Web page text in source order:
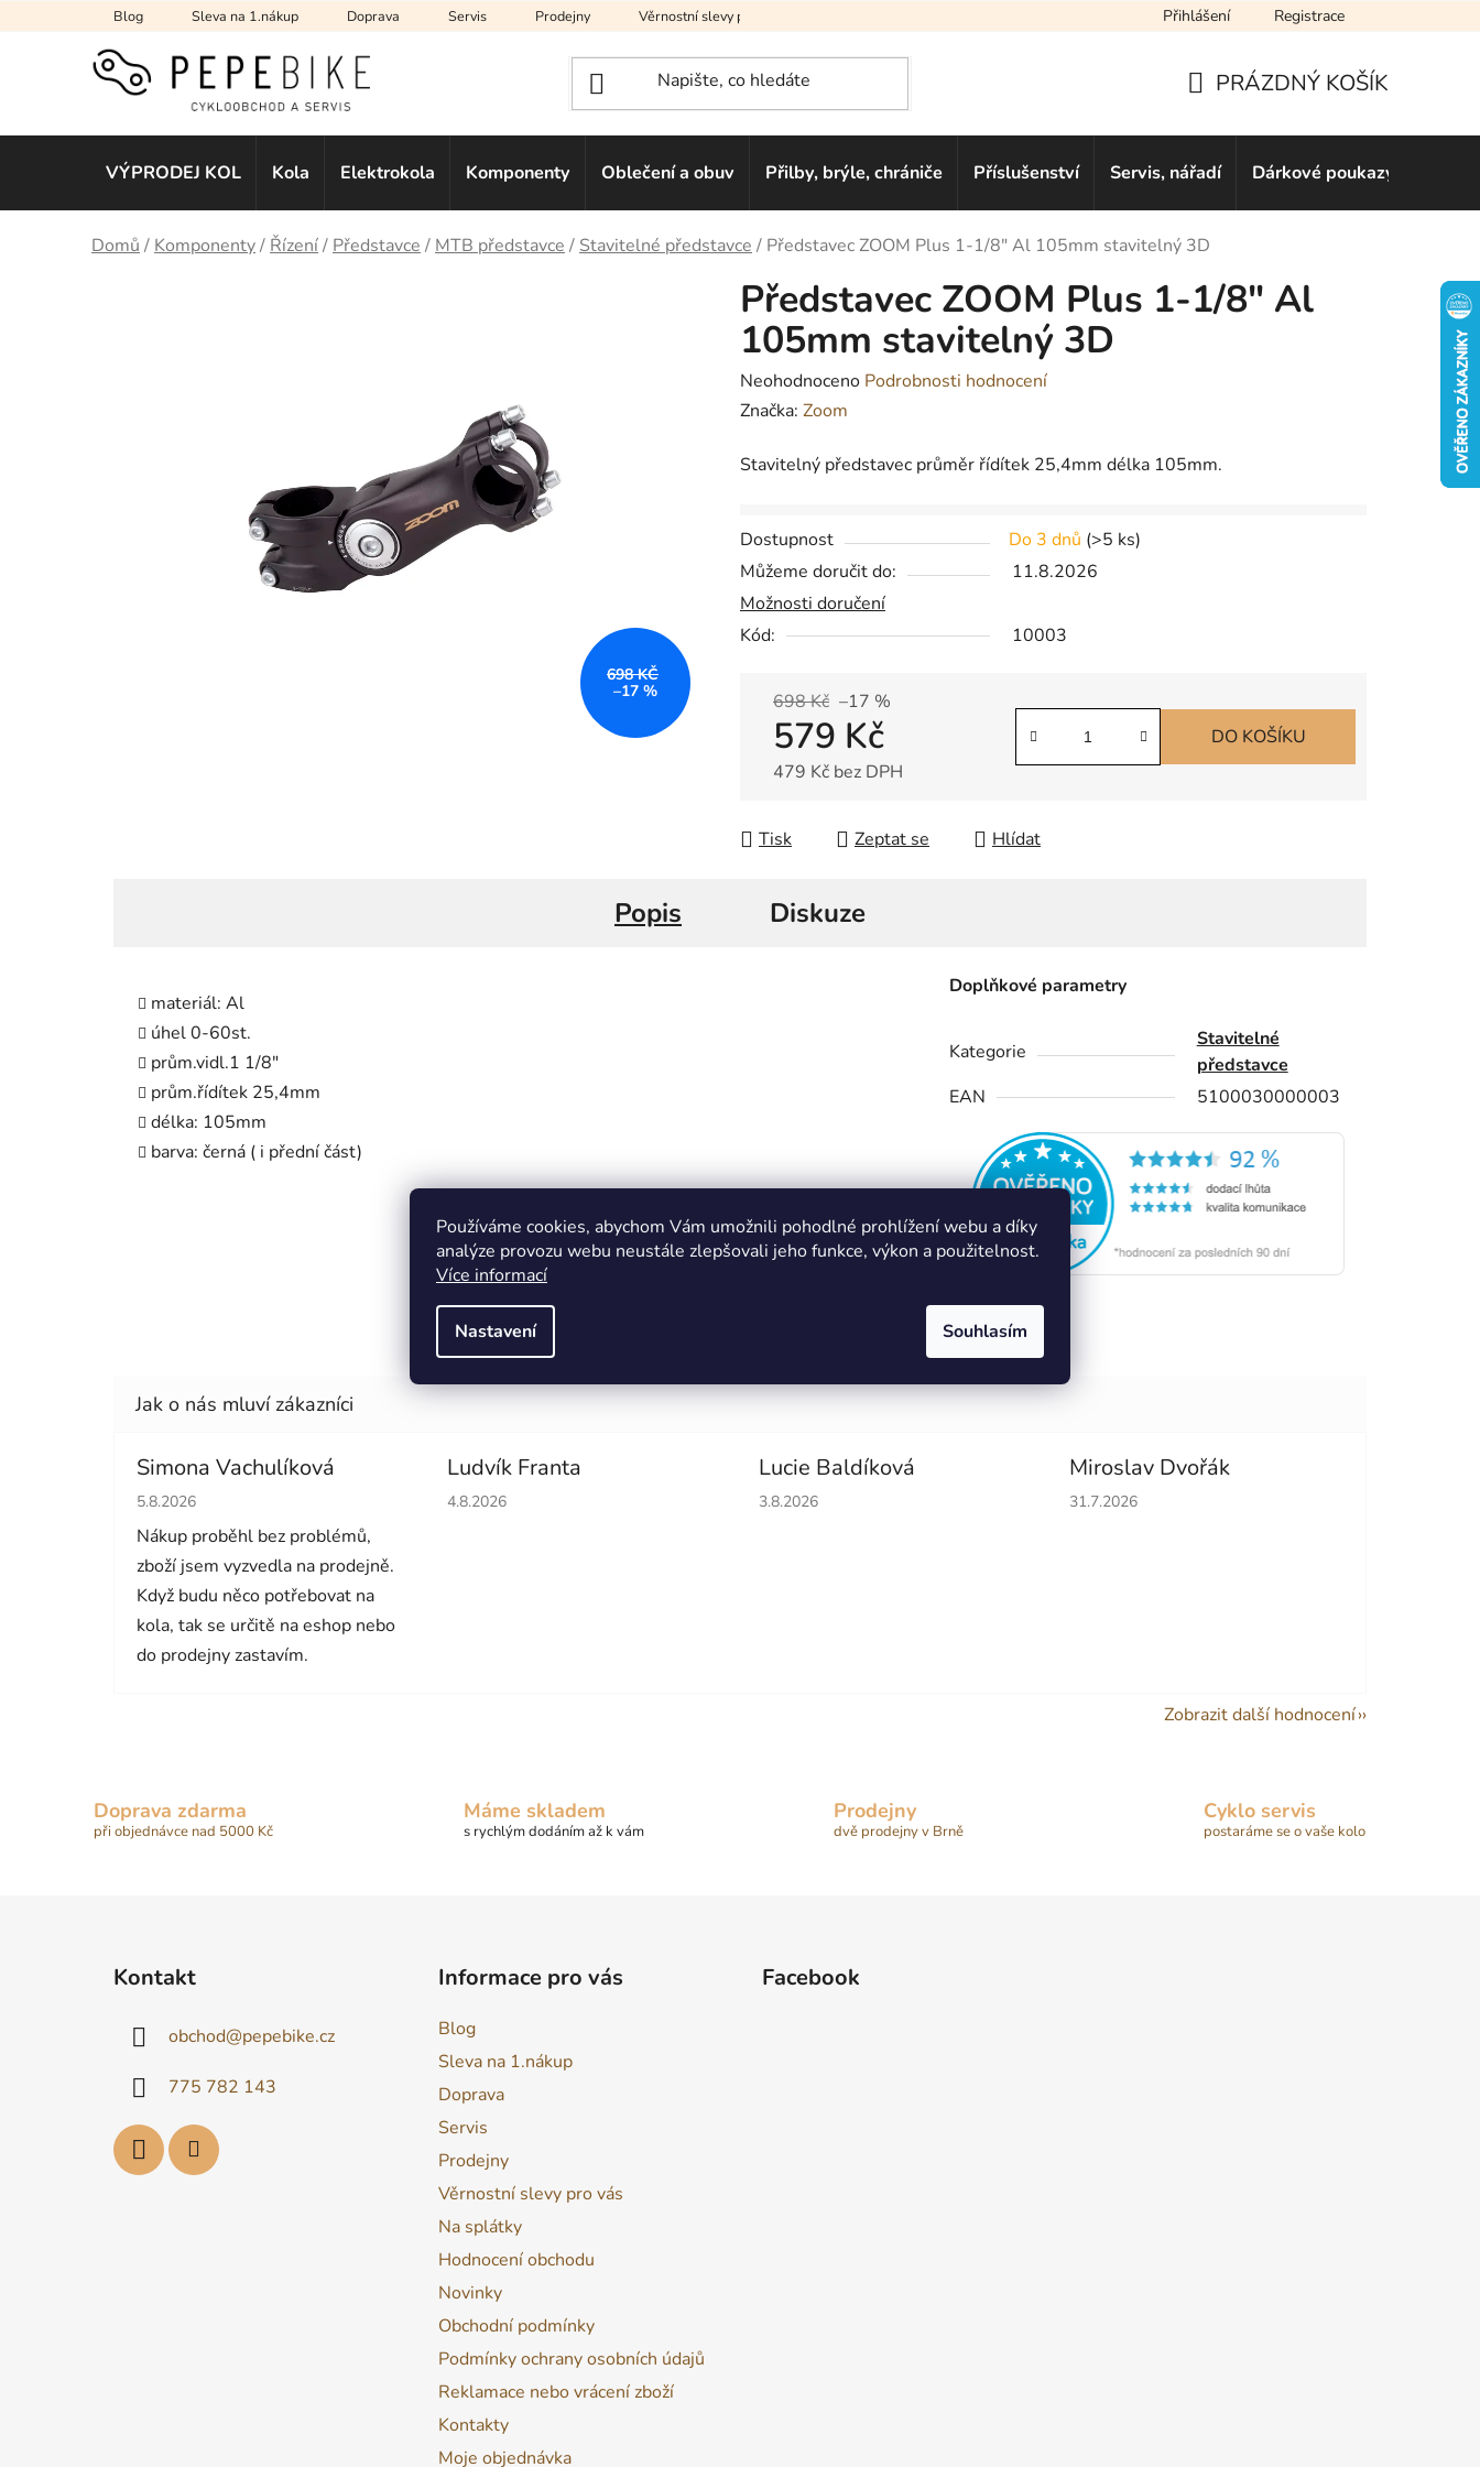
Používáme cookies, abychom Vám umožnili pohodlné prohlížení webu a díky
analýze provozu webu neustále zlepšovali jeho funkce, výkon a použitelnost.
Více informací
Nastavení Souhlasím
na
Blog Sleva na 1.nákup Doprava Servis Prodejny Věrnostní slevy pro vás Obchodní podmínky
Přihlášení Registrace
KOŠÍK
PRÁZDNÝ KOŠÍK
VÝPRODEJ KOL Kola Elektrokola Komponenty Oblečení a obuv Přilby, brýle, chrániče Příslušenství Servis, nářadí Dárkové poukazy
Domů / Komponenty/ Řízení/ Představce / MTB představce / Stavitelné představce / Představec ZOOM Plus 1-1/8" Al 105mm stavitelný 3D
Představec ZOOM Plus 1-1/8" Al
105mm stavitelný 3D
Průměrné
hodnocení
je
z
5
Neohodnoceno Podrobnosti hodnocení
Značka: Zoom
Stavitelný představec průměr řídítek 25,4mm délka 105mm.
Dostupnost Do 3 dnů (>5 ks)
Můžeme doručit do:
11.8.2026
Možnosti doručení
Kód:
10003
698 Kč –17 %
579 Kč
479 Kč bez DPH
DO KOŠÍKU
Tisk Zeptat se Hlídat
698 KČ
–17 %
Popis Diskuze
materiál: Al
úhel 0-60st.
prům.vidl.1 1/8"
prům.řídítek 25,4mm
délka: 105mm
barva: černá ( i přední část)
Doplňkové parametry
Kategorie
Stavitelné
představce
EAN
5100030000003
Simona Vachulíková
Hodnocení obchodu je 5 z 5 hvězdiček.
5.8.2026
Nákup proběhl bez problémů,
zboží jsem vyzvedla na prodejně.
Když budu něco potřebovat na
kola, tak se určitě na eshop nebo
do prodejny zastavím.
Ludvík Franta
Hodnocení obchodu je 5 z 5 hvězdiček.
4.8.2026
Lucie Baldíková
Hodnocení obchodu je 5 z 5 hvězdiček.
3.8.2026
Miroslav Dvořák
Hodnocení obchodu je 5 z 5 hvězdiček.
31.7.2026
Zobrazit další hodnocení
Doprava zdarma
při objednávce nad 5000 Kč
Máme skladem
s rychlým dodáním až k vám
Prodejny
dvě prodejny v Brně
Cyklo servis
postaráme se o vaše kolo
Kontakt
obchod@pepebike.cz
775 782 143
Informace pro vás
Blog
Sleva na 1.nákup
Doprava
Servis
Prodejny
Věrnostní slevy pro vás
Na splátky
Hodnocení obchodu
Novinky
Obchodní podmínky
Podmínky ochrany osobních údajů
Reklamace nebo vrácení zboží
Kontakty
Moje objednávka
Facebook